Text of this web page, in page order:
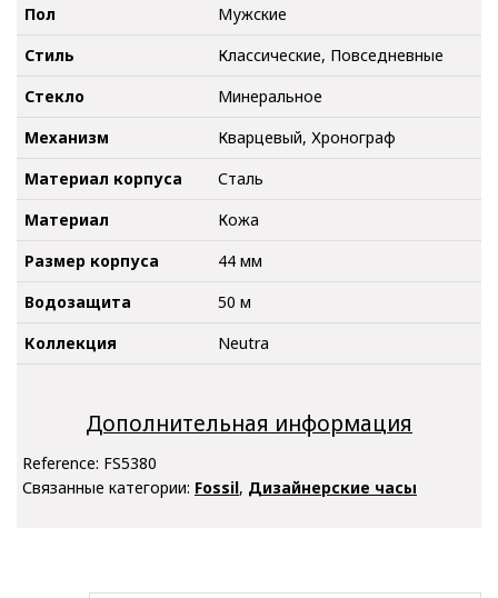
Пол
Мужские
Стиль
Классические, Повседневные
Стекло
Минеральное
Механизм
Кварцевый, Хронограф
Материал корпуса
Сталь
Материал
Кожа
Размер корпуса
44 мм
Водозащита
50 м
Коллекция
Neutra
Дополнительная информация
Reference: FS5380
Связанные категории: Fossil, Дизайнерские часы